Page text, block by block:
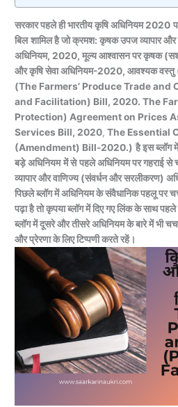
सरकार पहले हीभारतीय कृषि अधिनियम 2020
बिल शामिल है जो क्रमश: कृषक उपज व्यापार
अधिनियम, 2020, मूल्य आश्वासन पर कृषक
और कृषि सेवाअधिनियम-2020, आवश्यक वस्तु
(The Farmers’ Produce Trade and
and Facilitation) Bill, 2020. The
Protection) Agreement on Prices
Services Bill, 2020, The Essential
(Amendment) Bill-2020.) है इस ब्लॉग
बड़ेअधिनियम में से पहले अधिनियम पर गहराई से
व्यापार और वाणिज्य (संवर्धन औरसरलीकरण)
पिछले ब्लॉग में अधिनियम के संवैधानिक पहलू पर
पढ़ा है तो कृपया ब्लॉग में दिए गए लिंक के साथ
ब्लॉग में दूसरे और तीसरे अधिनियम के बारे में भी
और प्रेरणा के लिए टिप्पणी करते रहें।